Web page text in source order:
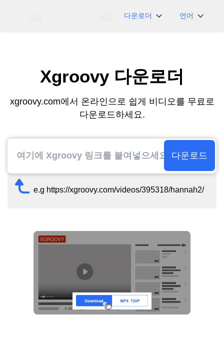
다운로더
iFunny
Vimeo
OnlyFans
Myfans
언어
Português
Xgroovy 다운로더
xgroovy.com에서 온라인으로 쉽게 비디오를 무료로
다운로드하세요.
다운로드
e.g https://xgroovy.com/videos/395318/hannah2/